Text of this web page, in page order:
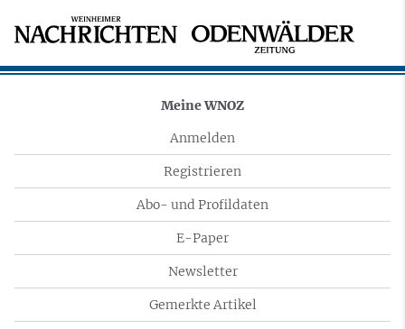
Meine WNOZ
Anmelden
Registrieren
Abo- und Profildaten
E-Paper
Newsletter
Gemerkte Artikel